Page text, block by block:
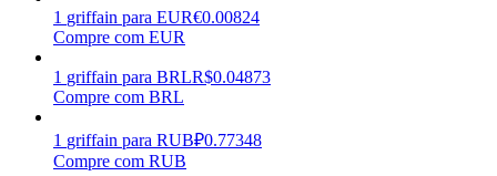
Ganhe recompensas competitivas diariamente
1 griffain para EUR€0.00824
Compre com EUR
1 griffain para BRLR$0.04873
Compre com BRL
1 griffain para RUB₽0.77348
Compre com RUB